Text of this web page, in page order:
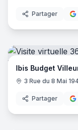
Partager
Ibis Budget
3 Rue du 8 Mai
Partager